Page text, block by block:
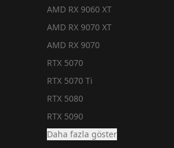
AMD RX 9060 XT
AMD RX 9070 XT
AMD RX 9070
RTX 5070
RTX 5070 Ti
RTX 5080
RTX 5090
Daha fazla göster